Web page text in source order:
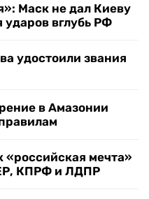
Маск не дал Киеву
ударов вглубь РФ
удостоили звания
в Амазонии
«российская мечта»
КПРФ и ЛДПР